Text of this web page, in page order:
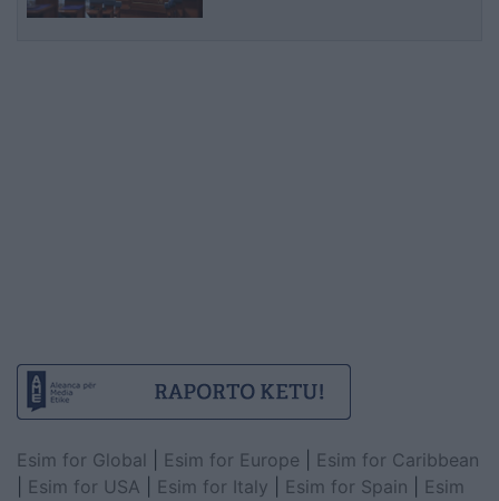
Esim for Global Esim for Europe
Esim for Caribbean
Esim for USA Esim for Italy Esim for Spain
Esim